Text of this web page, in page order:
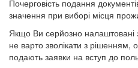
Почерговість подання
значення при виборі місця
Якщо Ви серйозно налаштовані
не варто зволікати з рішенням,
подають заявки на вступ до